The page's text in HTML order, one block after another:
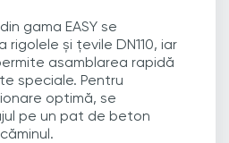
gama EASY se
și țevile DN110, iar
asamblarea rapidă
speciale. Pentru
optimă, se
pe un pat de beton